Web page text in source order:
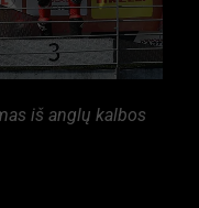
iš anglų kalbos